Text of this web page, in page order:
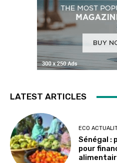
LATEST ARTICLES
ECO
Sénégal :
pour